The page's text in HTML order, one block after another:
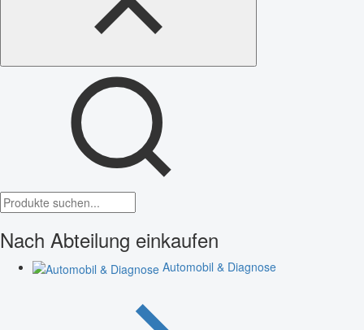
Nach Abteilung einkaufen
Automobil & Diagnose